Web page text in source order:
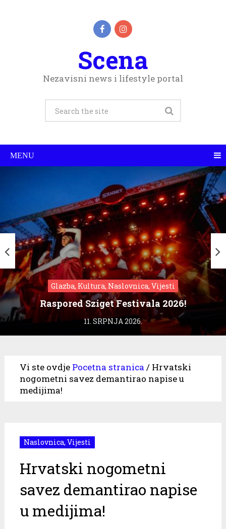
Scena
Nezavisni news i lifestyle portal
MENU
Glazba, Kultura, Naslovnica, Vijesti
Raspored Sziget Festivala 2026!
11. SRPNJA 2026.
Vi ste ovdje Pocetna stranica / Hrvatski
nogometni savez demantirao napise u
medijima!
Naslovnica, Vijesti
Hrvatski nogometni
savez demantirao napise
u medijima!